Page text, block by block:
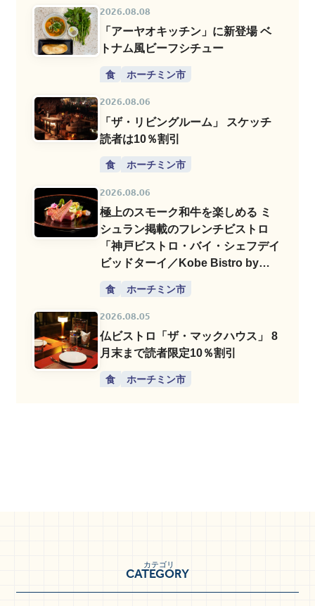
2026.08.08
「アーヤオキッチン」に新登場 ベ
トナム風ビーフシチュー
食 ホーチミン市
2026.08.06
「ザ・リビングルーム」 スケッチ
読者は10％割引
食 ホーチミン市
2026.08.06
極上のスモーク和牛を楽しめる ミ
シュラン掲載のフレンチビストロ
「神戸ビストロ・バイ・シェフデイ
ビッドターイ／Kobe Bistro by
食 ホーチミン市
2026.08.05
仏ビストロ「ザ・マックハウス」 8
月末まで読者限定10％割引
食 ホーチミン市
CATEGORY
カテゴリ